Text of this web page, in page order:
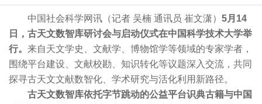
中国社会科学网讯（记者 吴楠 通讯员 崔文潇） 5月14
日，古天文数智库研讨会与启动仪式在中国科学技术大学举
行。 来自天文学史、文献学、博物馆学等领域的专家学者，
围绕平台建设、文献校勘、知识转化等议题深入交流，共同
探寻古天文文献数智化、学术研究与活化利用新路径。
古天文数智库依托字节跳动的公益平台识典古籍与中国